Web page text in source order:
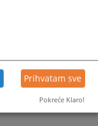
Prihvatam sve
Pokreće Klaro!